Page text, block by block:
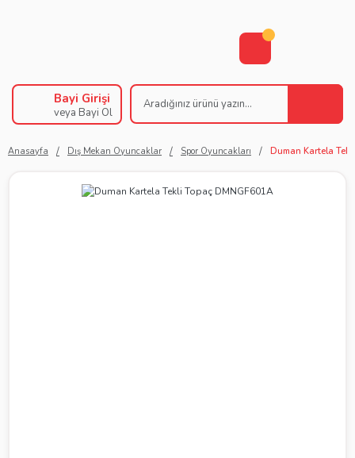
Bayi Girişi
veya Bayi Ol
Anasayfa Dış Mekan Oyuncaklar Spor Oyuncakları Duman Kartela